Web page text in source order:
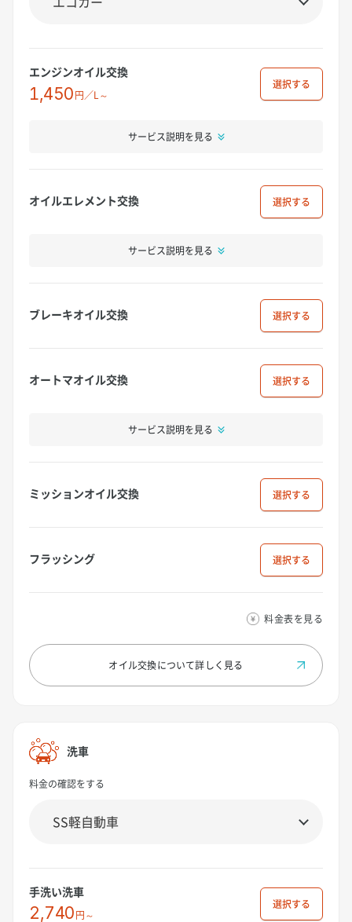
エンジンオイル交換
1,450円／L～
選択
サービス説明を見る
オイルエレメント交換 選択
サービス説明を見る
ブレーキオイル交換 選択
オートマオイル交換 選択
サービス説明を見る
ミッションオイル交換 選択
フラッシング 選択
料金表を見る
オイル交換について詳しく見る
洗車
料金の確認をする
手洗い洗車
2,740円～
選択